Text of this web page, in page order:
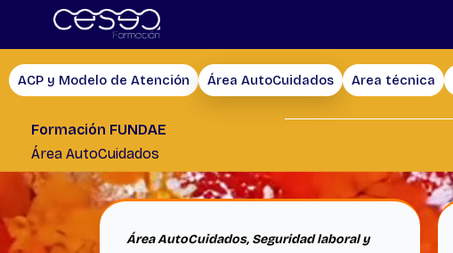
ACP y Modelo de Atención Área AutoCuidados Area técnica
Formación FUNDAE
Área AutoCuidados
Área AutoCuidados, Seguridad laboral y